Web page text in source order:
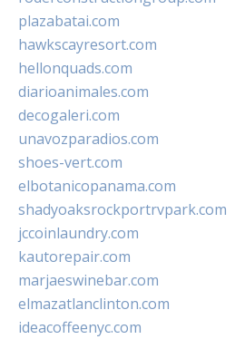
plazabatai.com
hawkscayresort.com
hellonquads.com
diarioanimales.com
decogaleri.com
unavozparadios.com
shoes-vert.com
elbotanicopanama.com
shadyoaksrockportrvpark.com
jccoinlaundry.com
kautorepair.com
marjaeswinebar.com
elmazatlanclinton.com
ideacoffeenyc.com